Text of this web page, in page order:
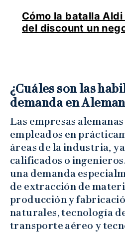
Cómo la batalla
del discount un
¿Cuáles son las
demanda en
Las empresas
empleados en
áreas de la industria,
calificados o
una demanda
de extracción de
producción y
naturales, tecnología
transporte aéreo y